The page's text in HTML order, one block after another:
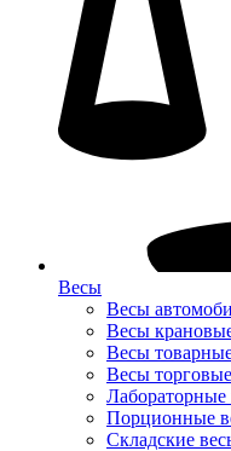
Весы
Весы
Весы
Весы
Весы торговые
Лабораторные
Порционные
Складские